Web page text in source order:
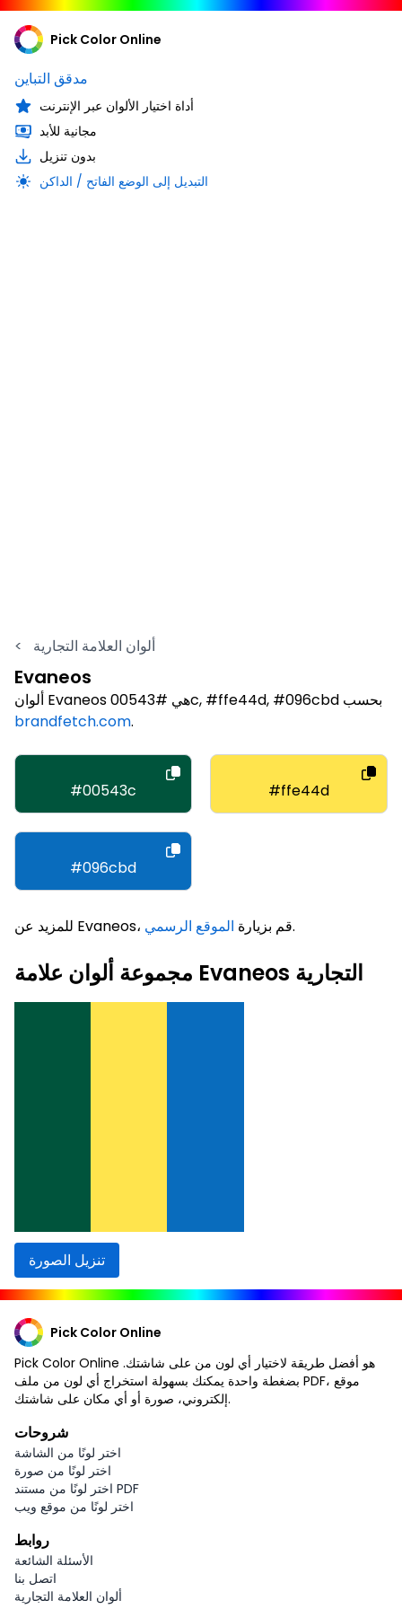
Pick Color Online
مدقق التباين
أداة اختيار الألوان عبر الإنترنت
مجانية للأبد
بدون تنزيل
التبديل إلى الوضع الفاتح / الداكن
< ألوان العلامة التجارية
Evaneos
ألوان Evaneos هي #00543c, #ffe44d, #096cbd بحسب
brandfetch.com.
#00543c #ffe44d
#096cbd
للمزيد عن Evaneos، قم بزيارة الموقع الرسمي .
مجموعة ألوان علامة Evaneos التجارية
تنزيل الصورة
Pick Color Online
Pick Color Online هو أفضل طريقة لاختيار أي لون من على شاشتك.
بضغطة واحدة يمكنك بسهولة استخراج أي لون من ملف PDF، موقع
إلكتروني، صورة أو أي مكان على شاشتك.
شروحات
اختر لونًا من الشاشة
اختر لونًا من صورة
اختر لونًا من مستند PDF
اختر لونًا من موقع ويب
روابط
الأسئلة الشائعة
اتصل بنا
ألوان العلامة التجارية